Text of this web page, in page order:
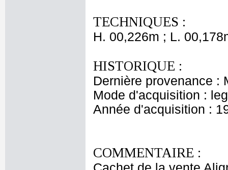
TECHNIQUES :
H. 00,226m ; L.
HISTORIQUE :
Dernière provenance :
Mode d'acquisition :
Année d'acquisition :
COMMENTAIRE :